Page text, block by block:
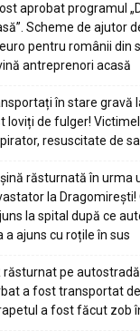
aprobat programul
Scheme de ajutor
pentru românii din
antreprenori acasă
în stare gravă
loviți de fulger!
resuscitate de
răsturnată în urma
la Dragomirești!
la spital după ce
a ajuns cu roțile în sus
răsturnat pe
a fost transportat de
a fost făcut zob